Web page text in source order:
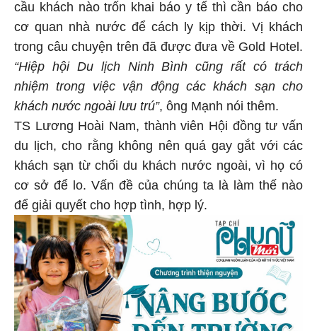
cầu khách nào trốn khai báo y tế thì cần báo cho
cơ quan nhà nước để cách ly kịp thời. Vị khách
trong câu chuyện trên đã được đưa về Gold Hotel.
“Hiệp hội Du lịch Ninh Bình cũng rất có trách
nhiệm trong việc vận động các khách sạn cho
khách nước ngoài lưu trú”, ông Mạnh nói thêm.
TS Lương Hoài Nam, thành viên Hội đồng tư vấn
du lịch, cho rằng không nên quá gay gắt với các
khách sạn từ chối du khách nước ngoài, vì họ có
cơ sở để lo. Vấn đề của chúng ta là làm thế nào
để giải quyết cho hợp tình, hợp lý.